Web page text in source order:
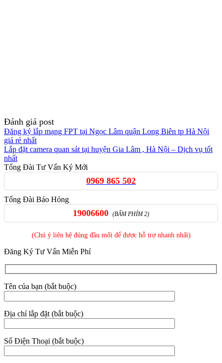
Đánh giá post
Đăng ký lắp mạng FPT tại Ngọc Lâm quận Long Biên tp Hà Nội
giá rẻ nhất
Lắp đặt camera quan sát tại huyện Gia Lâm , Hà Nội – Dịch vụ tốt
nhất
Tổng Đài Tư Vấn Ký Mới
0969 865 502
Tổng Đài Báo Hỏng
19006600 (BẤM PHÍM 2)
(Chú ý liên hệ đúng đầu mối để được hỗ trợ nhanh nhất)
Đăng Ký Tư Vấn Miễn Phí
Tên của bạn (bắt buộc)
Địa chỉ lắp đặt (bắt buộc)
Số Điện Thoại (bắt buộc)